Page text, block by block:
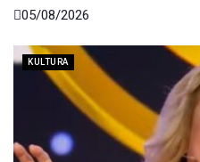
05/08/2026
KULTURA